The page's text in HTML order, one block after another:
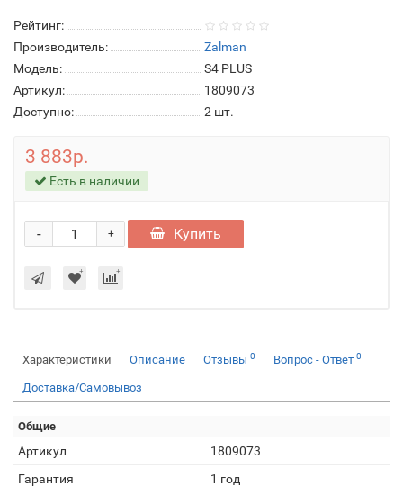
Рейтинг:
Производитель:
Zalman
Модель:
S4 PLUS
Артикул:
1809073
Доступно:
2 шт.
3 883р.
Есть в наличии
+
- Купить
Характеристики Описание Отзывы 0 Вопрос - Ответ 0
Доставка/Самовывоз
Общие
Артикул
1809073
Гарантия
1 год